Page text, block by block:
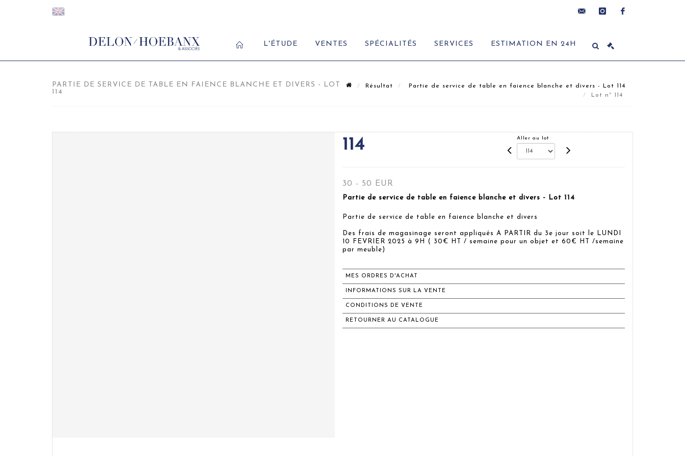
L'ÉTUDE VENTES SPÉCIALITÉS SERVICES ESTIMATION EN 24H
PARTIE DE SERVICE DE TABLE EN FAIENCE BLANCHE ET DIVERS - LOT
114
Résultat
Partie de service de table en faience blanche et divers - Lot 114
Lot n° 114
114 Aller au lot
30 - 50 EUR
Partie de service de table en faience blanche et divers - Lot 114
Partie de service de table en faience blanche et divers
Des frais de magasinage seront appliqués A PARTIR du 3e jour soit le LUNDI
10 FEVRIER 2025 à 9H ( 30€ HT / semaine pour un objet et 60€ HT /semaine
par meuble)
MES ORDRES D'ACHAT
INFORMATIONS SUR LA VENTE
CONDITIONS DE VENTE
RETOURNER AU CATALOGUE